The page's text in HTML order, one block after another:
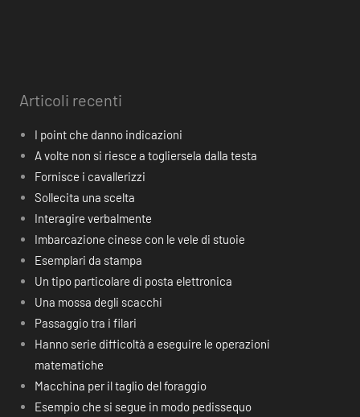
Articoli recenti
I point che danno indicazioni
A volte non si riesce a togliersela dalla testa
Fornisce i cavallerizzi
Sollecita una scelta
Interagire verbalmente
Imbarcazione cinese con le vele di stuoie
Esemplari da stampa
Un tipo particolare di posta elettronica
Una mossa degli scacchi
Passaggio tra i filari
Hanno serie difficoltà a eseguire le operazioni
matematiche
Macchina per il taglio del foraggio
Esempio che si segue in modo pedissequo